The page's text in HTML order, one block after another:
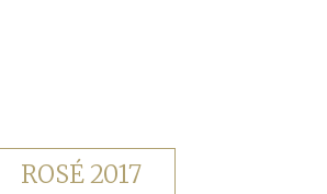
ROSÉ 2017